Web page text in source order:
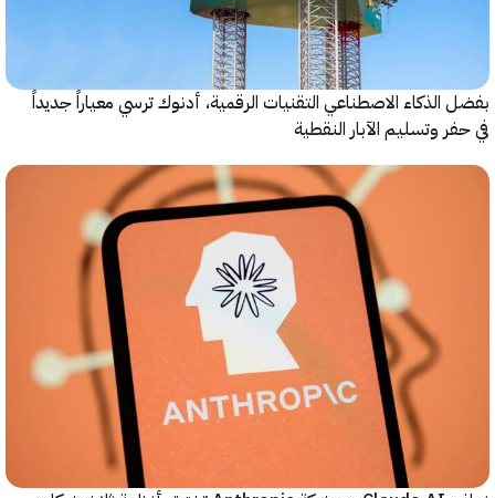
الاصطناعي التقنيات الرقمية، أدنوك ترسي معياراً جديداً
وتسليم الآبار النقطية